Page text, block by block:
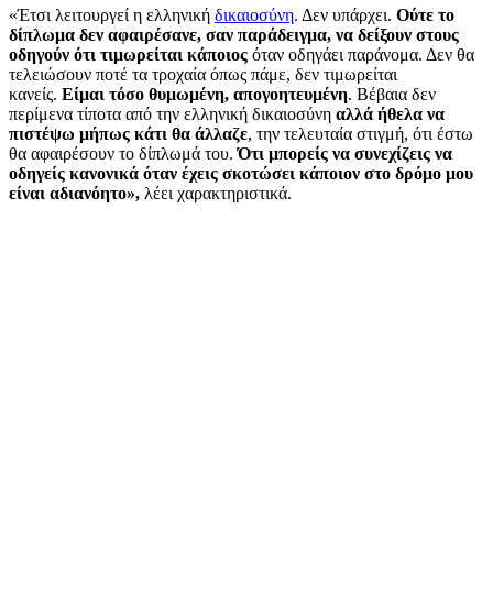
«Έτσι λειτουργεί η ελληνική δικαιοσύνη. Δεν υπάρχει. Ούτε το
δίπλωμα δεν αφαιρέσανε, σαν παράδειγμα, να δείξουν στους
οδηγούν ότι τιμωρείται κάποιος όταν οδηγάει παράνομα. Δεν θα
τελειώσουν ποτέ τα τροχαία όπως πάμε, δεν τιμωρείται
κανείς. Είμαι τόσο θυμωμένη, απογοητευμένη. Βέβαια δεν
περίμενα τίποτα από την ελληνική δικαιοσύνη αλλά ήθελα να
πιστέψω μήπως κάτι θα άλλαζε, την τελευταία στιγμή, ότι έστω
θα αφαιρέσουν το δίπλωμά του.Ότι μπορείς να συνεχίζεις να
οδηγείς κανονικά όταν έχεις σκοτώσει κάποιον στο δρόμο μου
είναι αδιανόητο», λέει χαρακτηριστικά.